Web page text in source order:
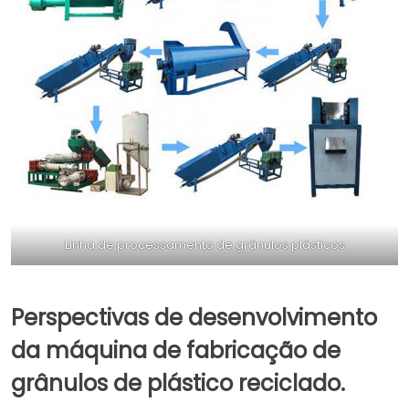
Linha de processamento de grânulos plásticos
Perspectivas de desenvolvimento
da máquina de fabricação de
grânulos de plástico reciclado.